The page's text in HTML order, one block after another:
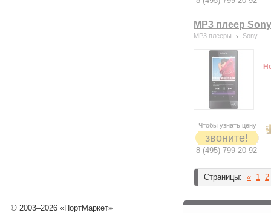
MP3 плеер
MP3 плееры Sony
Чтобы узнать цену
звоните!
8 (495) 799-20-92
Страницы: « 1 2
© 2003–2026 «ПортМаркет»